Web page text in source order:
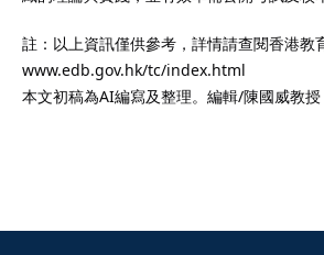
註：以上資訊僅供參考，詳情請查閱香港教
www.edb.gov.hk/tc/index.html
本文初稿為AI編寫及整理。編輯/陳國威教